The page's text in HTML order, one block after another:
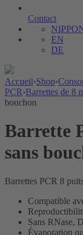
Contact
EN
DE
Accueil›Shop›
PCR›Barrettes de 8
bouchon
Barrette
sans
Barrettes PCR 8
Compatible
Sans RNase,
Évaporation